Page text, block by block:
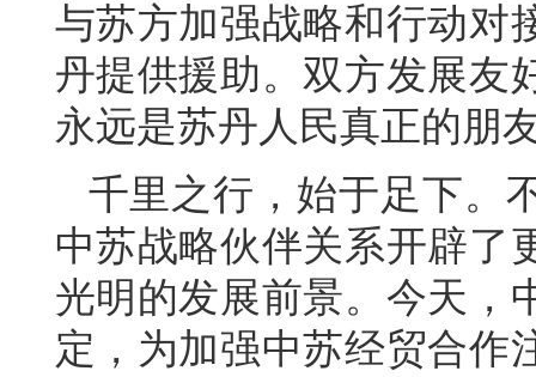
与苏方加强战略和行动对
丹提供援助。双方发展友
永远是苏丹人民真正的朋
千里之行，始于足下。
中苏战略伙伴关系开辟了
光明的发展前景。今天，
定，为加强中苏经贸合作